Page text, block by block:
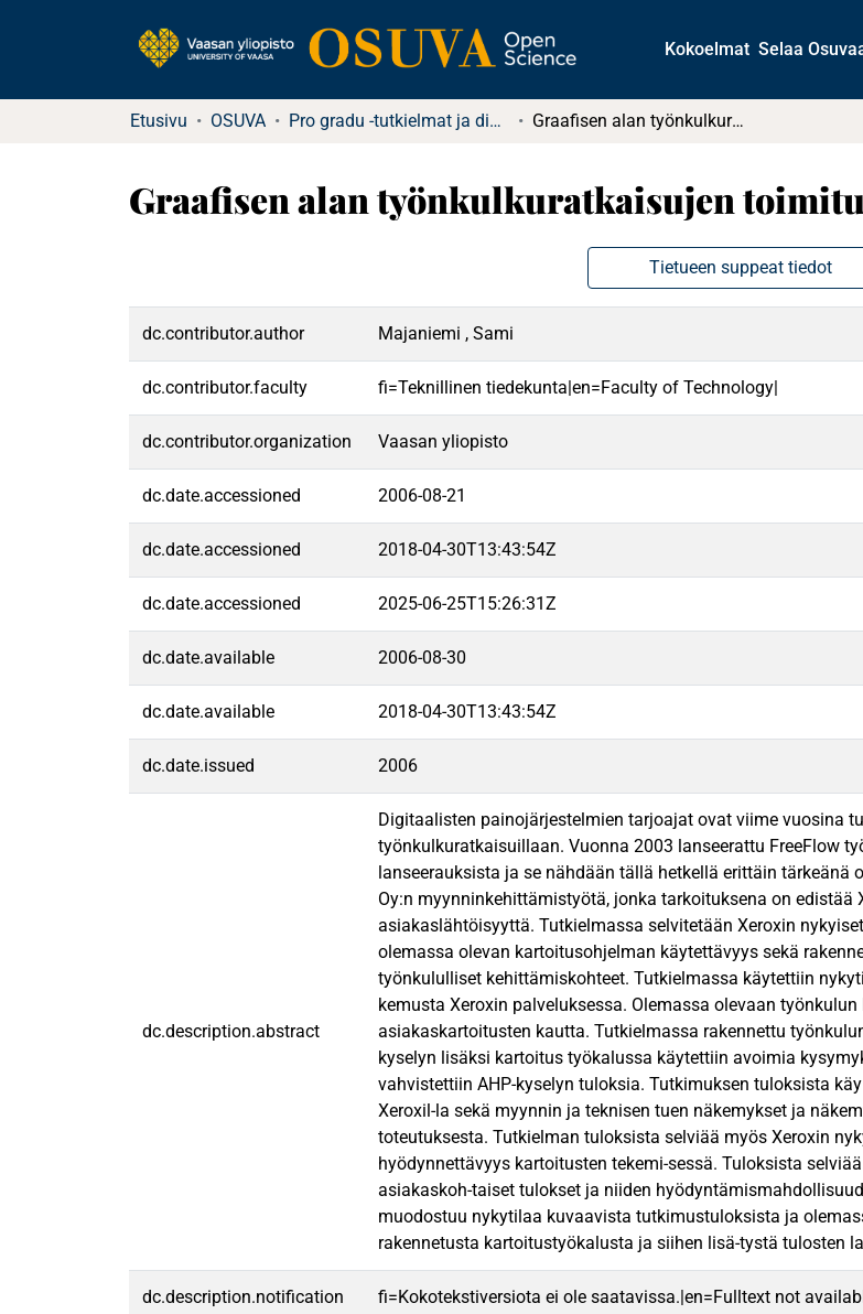
Kokoelmat Selaa
Etusivu OSUVA Pro gradu -tutkielmat ja diplomityöt Graafisen alan työnkulkuratkaisujen toimitusten tehostaminen
Graafisen alan työnkulkuratkaisujen
Tietueen suppeat tiedot
dc.contributor.author Majaniemi , Sami
dc.contributor.faculty fi=Teknillinen tiedekunta|en=Faculty of Technology|
dc.contributor.organization Vaasan yliopisto
dc.date.accessioned 2006-08-21
dc.date.accessioned 2018-04-30T13:43:54Z
dc.date.accessioned 2025-06-25T15:26:31Z
dc.date.available 2006-08-30
dc.date.available 2018-04-30T13:43:54Z
dc.date.issued 2006
dc.description.abstract
Digitaalisten painojärjestelmien tarjoajat ovat viime vuosina
työnkulkuratkaisuillaan. Vuonna 2003 lanseerattu FreeFlow
lanseerauksista ja se nähdään tällä hetkellä erittäin
Oy:n myynninkehittämistyötä, jonka tarkoituksena on
asiakaslähtöisyyttä. Tutkielmassa selvitetään Xeroxin
olemassa olevan kartoitusohjelman käytettävyys sekä
työnkululliset kehittämiskohteet. Tutkielmassa käytettiin
kemusta Xeroxin palveluksessa. Olemassa olevaan
asiakaskartoitusten kautta. Tutkielmassa rakennettu
kyselyn lisäksi kartoitus työkalussa käytettiin avoimia
vahvistettiin AHP-kyselyn tuloksia. Tutkimuksen tuloksista
Xeroxil-la sekä myynnin ja teknisen tuen näkemykset ja
toteutuksesta. Tutkielman tuloksista selviää myös Xeroxin
hyödynnettävyys kartoitusten tekemi-sessä. Tuloksista
asiakaskoh-taiset tulokset ja niiden
muodostuu nykytilaa kuvaavista tutkimustuloksista ja
rakennetusta kartoitustyökalusta ja siihen lisä-tystä tulosten
dc.description.notification fi=Kokotekstiversiota ei ole saatavissa.|en=Fulltext not